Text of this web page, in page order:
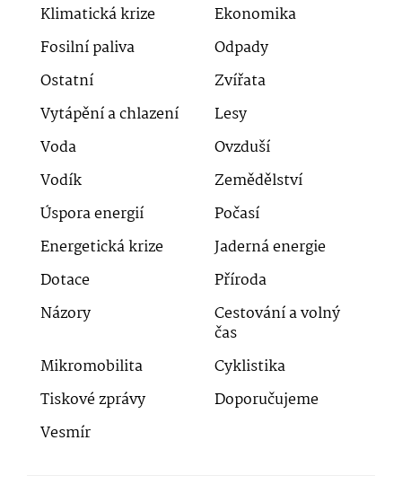
Klimatická krize
Ekonomika
Fosilní paliva
Odpady
Ostatní
Zvířata
Vytápění a chlazení
Lesy
Voda
Ovzduší
Vodík
Zemědělství
Úspora energií
Počasí
Energetická krize
Jaderná energie
Dotace
Příroda
Názory
Cestování a volný
čas
Mikromobilita
Cyklistika
Tiskové zprávy
Doporučujeme
Vesmír